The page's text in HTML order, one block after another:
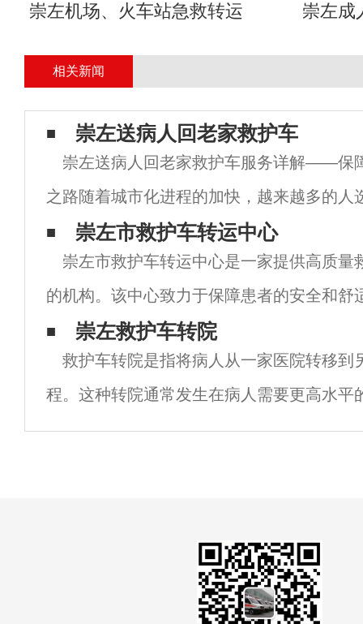
崇左机场、火车站急救转运 崇左成
相关新闻
崇左送病人回老家救护车
崇左送病人回老家救护车服务详解——保
之路随着城市化进程的加快，越来越多的人
充满机会的城市生活和工作。然而，在繁忙
健康问题有时会突然降临。为了能够更好地
崇左市救护车转运中心
崇左市救护车转运中心是一家提供高质量
的机构。该中心致力于保障患者的安全和舒
专业的急救服务。 首先，崇左市救护车转
验丰富、技术过硬的医护团队。这些医护人
崇左救护车转院
救护车转院是指将病人从一家医院转移到
程。这种转院通常发生在病人需要更高水平
需要在不同的医院进行手术治疗的情况下。